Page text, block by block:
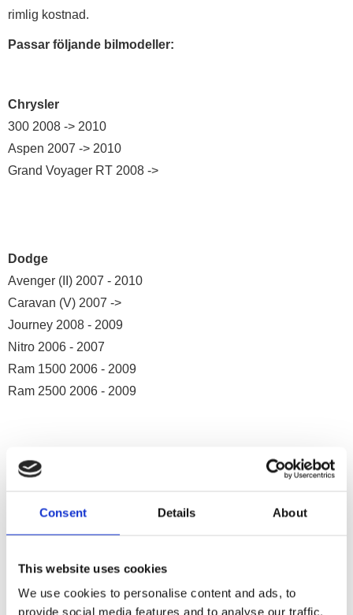
Consent Details About
This website uses cookies
We use cookies to personalise content and ads, to
provide social media features and to analyse our traffic.
rimlig kostnad.
Passar följande bilmodeller:
Chrysler
300 2008 -> 2010
Aspen 2007 -> 2010
Grand Voyager RT 2008 ->
Dodge
Avenger (II) 2007 - 2010
Caravan (V) 2007 ->
Journey 2008 - 2009
Nitro 2006 - 2007
Ram 1500 2006 - 2009
Ram 2500 2006 - 2009
Jeep
Grand Cherokee (WH) 2008 - 2010
Wrangler 2008 - 2010